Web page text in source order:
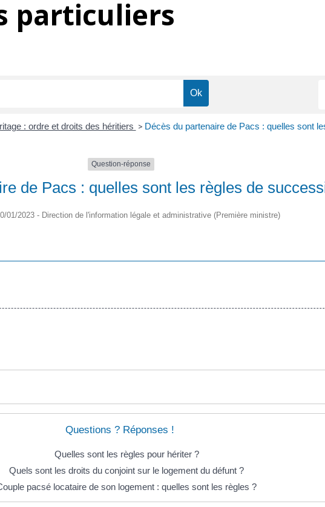
particuliers
: ordre et droits des héritiers > Décès du partenaire de Pacs : quelles sont
Question-réponse
de Pacs : quelles sont les règles de
01/2023 - Direction de l'information légale et administrative (Première ministre)
Questions ? Réponses !
Quelles sont les règles pour hériter ?
Quels sont les droits du conjoint sur le logement du défunt ?
pacsé locataire de son logement : quelles sont les règles ?